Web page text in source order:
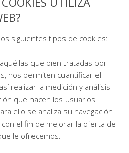
siguientes tipos de cookies:
que bien tratadas por
nos permiten cuantificar el
realizar la medición y análisis
que hacen los usuarios
ello se analiza su navegación
el fin de mejorar la oferta de
le ofrecemos.